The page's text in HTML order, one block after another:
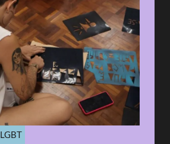
LGBT